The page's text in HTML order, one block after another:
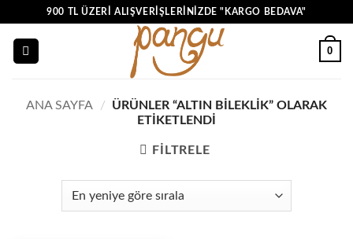
900 TL ÜZERI ALIŞVERIŞLERINIZDE "KARGO BEDAVA"
0
ANA SAYFA /
ÜRÜNLER “ALTIN BILEKLIK” OLARAK
ETIKETLENDI
FILTRELE